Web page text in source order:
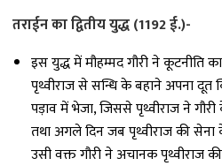
तराईन का द्वितीय युद्ध (1192 ई.)-
इस युद्ध में मौहम्मद गौरी ने कूटनीति का
पृथ्वीराज से सन्धि के बहाने अपना
पड़ाव में भेजा, जिससे पृथ्वीराज ने
तथा अगले दिन जब पृथ्वीराज की
उसी वक्त गौरी ने अचानक पृथ्वीराज